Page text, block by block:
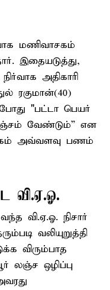
மணிவாசகம்
இதையடுத்து,
அதிகாரி
ரகுமான்(40)
"பட்டா பெயர்
வேண்டும்” என
அவ்வளவு பணம்
வி.ஏ.ஓ.
வி.ஏ.ஓ. நிசார்
வலியுறுத்தி
விரும்பாத
லஞ்ச ஒழிப்பு